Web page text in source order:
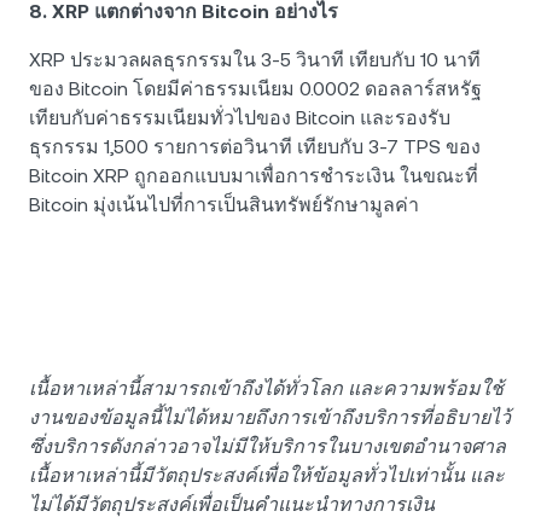
8. XRP แตกต่างจาก Bitcoin อย่างไร
XRP ประมวลผลธุรกรรมใน 3-5 วินาที เทียบกับ 10 นาที
ของ Bitcoin โดยมีค่าธรรมเนียม 0.0002 ดอลลาร์สหรัฐ
เทียบกับค่าธรรมเนียมทั่วไปของ Bitcoin และรองรับ
ธุรกรรม 1,500 รายการต่อวินาที เทียบกับ 3-7 TPS ของ
Bitcoin XRP ถูกออกแบบมาเพื่อการชำระเงิน ในขณะที่
Bitcoin มุ่งเน้นไปที่การเป็นสินทรัพย์รักษามูลค่า
เนื้อหาเหล่านี้สามารถเข้าถึงได้ทั่วโลก และความพร้อมใช้
งานของข้อมูลนี้ไม่ได้หมายถึงการเข้าถึงบริการที่อธิบายไว้
ซึ่งบริการดังกล่าวอาจไม่มีให้บริการในบางเขตอำนาจศาล
เนื้อหาเหล่านี้มีวัตถุประสงค์เพื่อให้ข้อมูลทั่วไปเท่านั้น และ
ไม่ได้มีวัตถุประสงค์เพื่อเป็นคำแนะนำทางการเงิน